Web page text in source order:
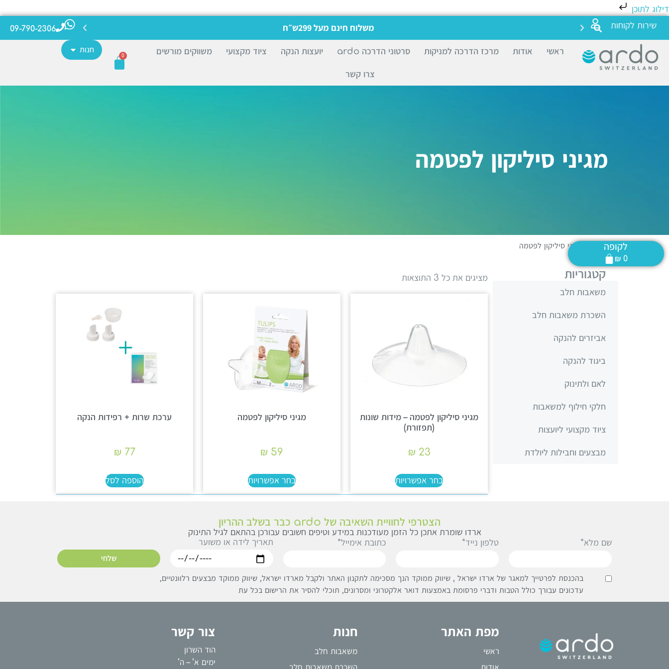
דילוג לתוכן
שירות לקוחות
משלוח חינם מעל 299ש״ח 09-790-2306
ראשי אודות מרכז הדרכה למניקות סרטוני הדרכה ardo יועצות הנקה ציוד מקצועי משווקים מורשים
צרו קשר
0
חנות
מגיני סיליקון לפטמה
דף הבית מגיני סיליקון לפטמה לקופה
₪ 0
קטגוריות
משאבות חלב
השכרת משאבות חלב
אביזרים להנקה
ביגוד להנקה
לאם ולתינוק
חלקי חילוף למשאבות
ציוד מקצועי ליועצות
מבצעים וחבילות ליולדת
מציגים את כל ⁦3⁩ התוצאות
מגיני סיליקון לפטמה – מידות שונות
(תפזורת)
₪ 23
בחר אפשרויות
מגיני סיליקון לפטמה
₪ 59
בחר אפשרויות
ערכת שרות + רפידות הנקה
₪ 77
הוספה לסל
הצטרפי לחוויית השאיבה של ardo כבר בשלב ההריון
ארדו שומרת אתכן כל הזמן מעודכנות במידע וטיפים חשובים עבורכן בהתאם לגיל התינוק
בהכנסת לפרטייך למאגר של ארדו ישראל , שיווק ממוקד הנך מסכימה לתקנון האתר ולקבל מארדו ישראל, שיווק ממוקד מבצעים רלוונטיים,
עדכונים עבורך כולל הטבות ודברי פרסומת באמצעות דואר אלקטרוני ומסרונים, תוכלי להסיר את הרישום בכל עת
שם מלא* טלפון נייד* כתובת אימייל* תאריך לידה או משוער
שלחי
מפת האתר
ראשי
חנות
משאבות חלב
צור קשר
הוד השרון
ימים א’ – ה’